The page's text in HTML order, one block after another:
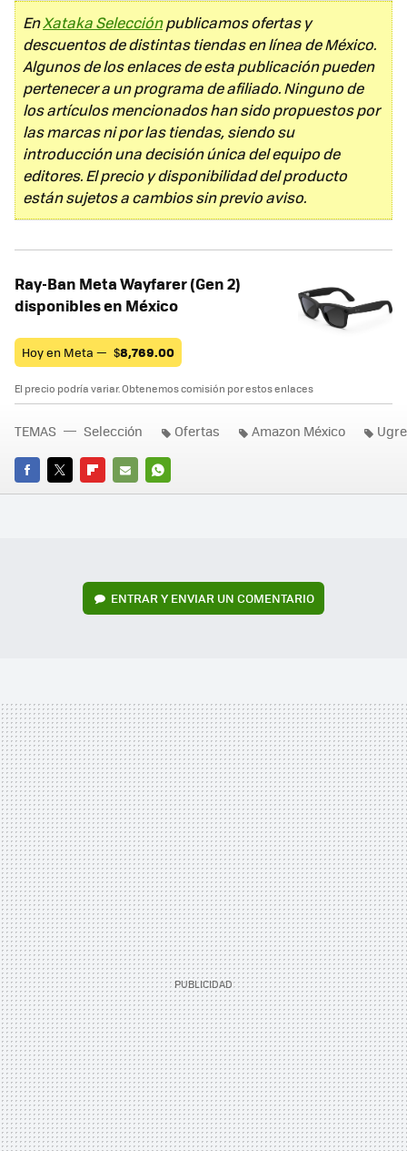
EnXataka Selecciónpublicamos ofertas y
descuentos de distintas tiendas en línea de México.
Algunos de los enlaces de esta publicación pueden
pertenecer a un programa de afiliado. Ninguno de
los artículos mencionados han sido propuestos por
las marcas ni por las tiendas, siendo su
introducción una decisión única del equipo de
editores. El precio y disponibilidad del producto
están sujetos a cambios sin previo aviso.
Ray-Ban Meta Wayfarer (Gen 2)
disponibles en México
Hoy en Meta — $8,769.00
El precio podría variar. Obtenemos comisión por estos enlaces
FACEBOOK
TWITTERFLIPBOARD
E-
WHATSAPP
TEMAS Selección Ofertas Amazon México
ENTRAR Y ENVIAR UN COMENTARIO